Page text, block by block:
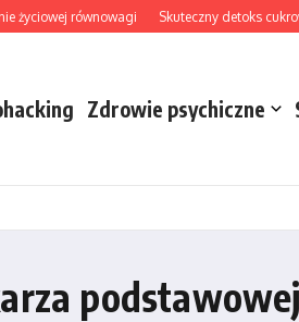
życiowej równowagi Skuteczny detoks
Zdrowie psychiczne